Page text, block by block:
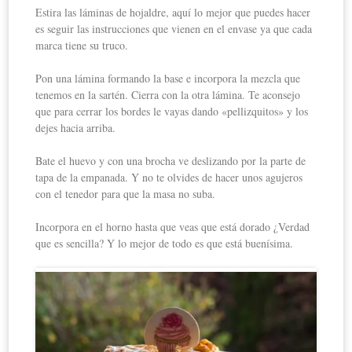
Estira las láminas de hojaldre, aquí lo mejor que puedes hacer
es seguir las instrucciones que vienen en el envase ya que cada
marca tiene su truco.
Pon una lámina formando la base e incorpora la mezcla que
tenemos en la sartén. Cierra con la otra lámina. Te aconsejo
que para cerrar los bordes le vayas dando «pellizquitos» y los
dejes hacia arriba.
Bate el huevo y con una brocha ve deslizando por la parte de
tapa de la empanada. Y no te olvides de hacer unos agujeros
con el tenedor para que la masa no suba.
Incorpora en el horno hasta que veas que está dorado ¿Verdad
que es sencilla? Y lo mejor de todo es que está buenísima.